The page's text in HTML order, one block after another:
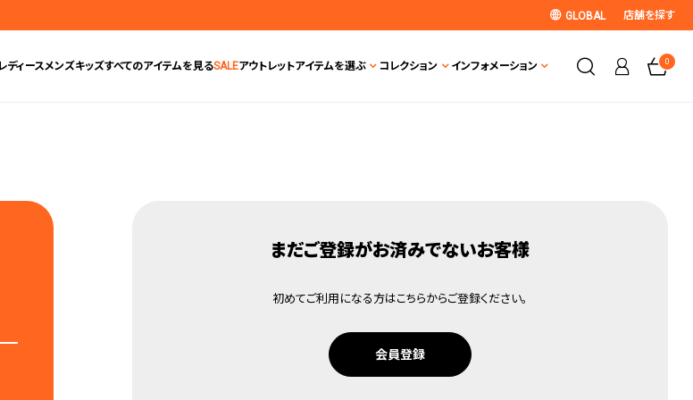
レディースメンズキッズすべてのアイテムを見るSALEアウトレットアイテムを選ぶ コレクション インフォメーション
店舗を探す
GLOBAL
0
まだご登録がお済みでないお客様
初めてご利用になる方はこちらからご登録ください。
会員登録